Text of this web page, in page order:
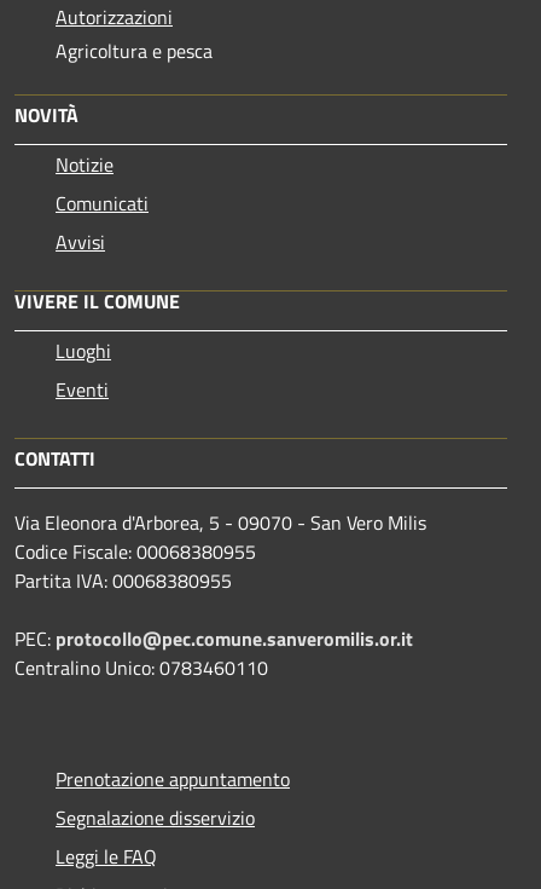
Autorizzazioni
Agricoltura e pesca
NOVITÀ
Notizie
Comunicati
Avvisi
VIVERE IL COMUNE
Luoghi
Eventi
CONTATTI
Via Eleonora d'Arborea, 5 - 09070 - San Vero Milis
Codice Fiscale: 00068380955
Partita IVA: 00068380955
PEC: protocollo@pec.comune.sanveromilis.or.it
Centralino Unico: 0783460110
Prenotazione appuntamento
Segnalazione disservizio
Leggi le FAQ